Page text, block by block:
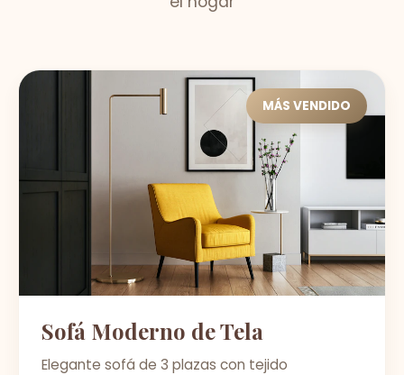
MÁS VENDIDO
Sofá Moderno de Tela
Elegante sofá de 3 plazas con tejido